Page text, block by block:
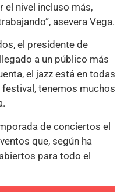
el nivel incluso más,
asevera Vega.
el presidente de
a un público más
el jazz está en todas
tenemos muchos
de conciertos el
que, según ha
para todo el